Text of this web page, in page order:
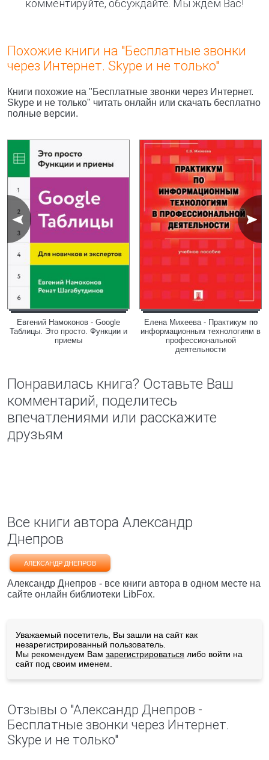
комментируйте, обсуждайте. Мы ждём Вас!
Похожие книги на "Бесплатные звонки
через Интернет. Skype и не только"
Книги похожие на "Бесплатные звонки через Интернет.
Skype и не только" читать онлайн или скачать бесплатно
полные версии.
Евгений Намоконов - Google
Таблицы. Это просто. Функции и
приемы
Елена Михеева - Практикум по
информационным технологиям в
профессиональной
деятельности
Понравилась книга? Оставьте Ваш
комментарий, поделитесь
впечатлениями или расскажите
друзьям
Все книги автора Александр
Днепров
АЛЕКСАНДР ДНЕПРОВ
Александр Днепров - все книги автора в одном месте на
сайте онлайн библиотеки LibFox.
Уважаемый посетитель, Вы зашли на сайт как
незарегистрированный пользователь.
Мы рекомендуем Вам зарегистрироваться либо войти на
сайт под своим именем.
Отзывы о "Александр Днепров -
Бесплатные звонки через Интернет.
Skype и не только"